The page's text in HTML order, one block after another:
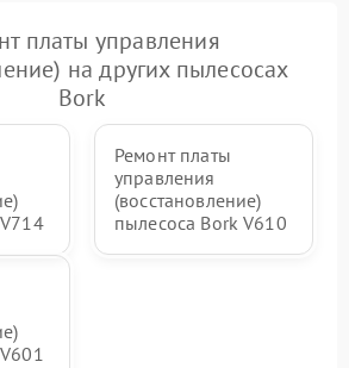
платы управления
на других пылесосах
Bork
Ремонт платы
управления
(восстановление)
пылесоса Bork V610